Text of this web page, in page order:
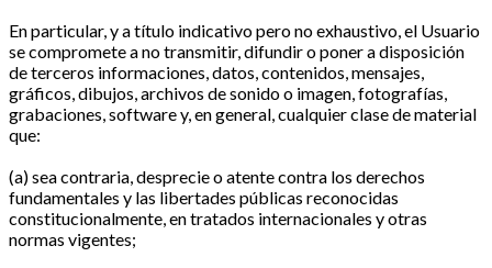
En particular, y a título indicativo pero no exhaustivo, el Usuario
se compromete a no transmitir, difundir o poner a disposición
de terceros informaciones, datos, contenidos, mensajes,
gráficos, dibujos, archivos de sonido o imagen, fotografías,
grabaciones, software y, en general, cualquier clase de material
que:
(a) sea contraria, desprecie o atente contra los derechos
fundamentales y las libertades públicas reconocidas
constitucionalmente, en tratados internacionales y otras
normas vigentes;